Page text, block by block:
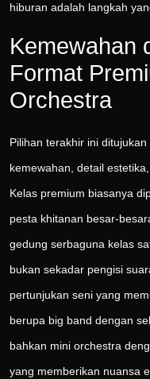
hiburan adalah langkah
Kemewahan
Format
Orchestra
Pilihan terakhir ini
kemewahan, detail
Kelas premium biasanya
pesta khitanan besar-
gedung serbaguna kelas
bukan sekadar pengisi
pertunjukan seni yang
berupa big band dengan
bahkan mini orchestra
yang memberikan nuansa